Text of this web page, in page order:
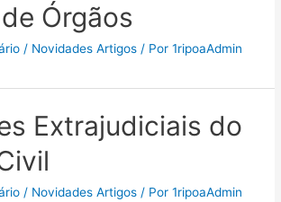
Órgãos
/ Novidades Artigos / Por1ripoaAdmin
Extrajudiciais do
/ Novidades Artigos / Por1ripoaAdmin